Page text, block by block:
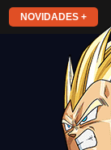
NOVIDADES +